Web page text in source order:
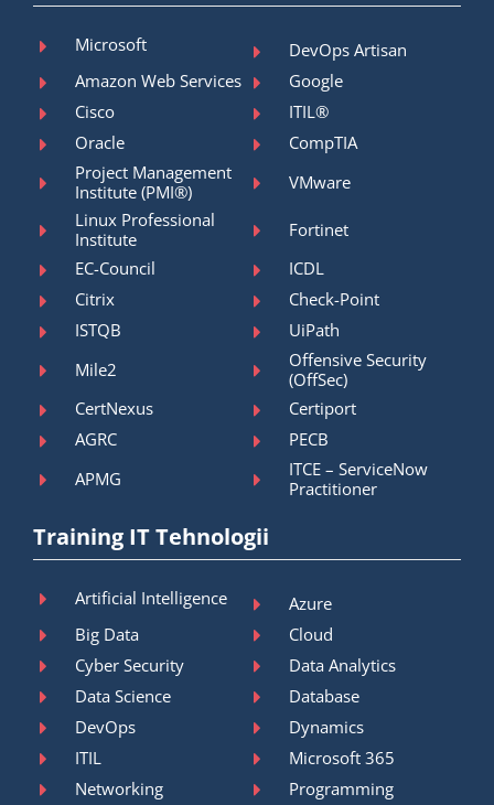
Microsoft
DevOps Artisan
Amazon Web Services
Google
Cisco
ITIL®
Oracle
CompTIA
Project Management
Institute (PMI®)
VMware
Linux Professional
Institute
Fortinet
EC-Council
ICDL
Citrix
Check-Point
ISTQB
UiPath
Mile2
Offensive Security
(OffSec)
CertNexus
Certiport
AGRC
PECB
APMG
ITCE – ServiceNow
Practitioner
Training IT Tehnologii
Artificial Intelligence
Azure
Big Data
Cloud
Cyber Security
Data Analytics
Data Science
Database
DevOps
Dynamics
ITIL
Microsoft 365
Networking
Programming